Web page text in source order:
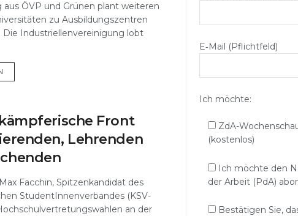
aus ÖVP und Grünen plant weiteren
zu Ausbildungszentren
Die Industriellenvereinigung lobt
Front
Lehrenden
Facchin, Spitzenkandidat des
StudentInnenverbandes (KSV-
an der
E‑Mail (Pflichtfeld)
Ich möchte:
ZdA-
(kostenlos)
Ich möchte den
der Arbeit (PdA)
Bestätigen Sie,